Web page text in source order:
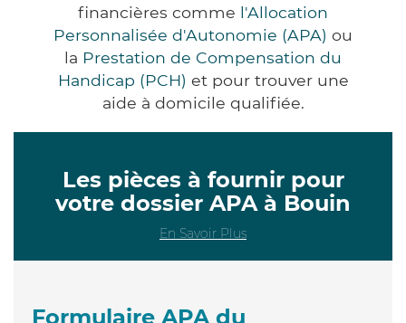
financières comme l'Allocation
Personnalisée d'Autonomie (APA) ou
la Prestation de Compensation du
Handicap (PCH) et pour trouver une
aide à domicile qualifiée.
Les pièces à fournir pour
votre dossier APA à Bouin
En Savoir Plus
Formulaire APA du